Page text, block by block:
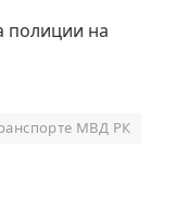
полиции на
МВД РК